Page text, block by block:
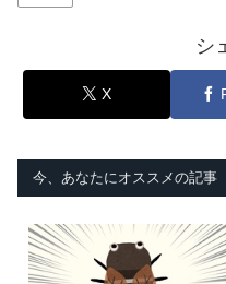
シ
X
今、あなたにオススメの記事